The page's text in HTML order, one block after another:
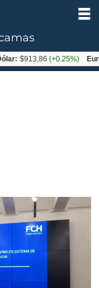
$913,86(+0.25%)